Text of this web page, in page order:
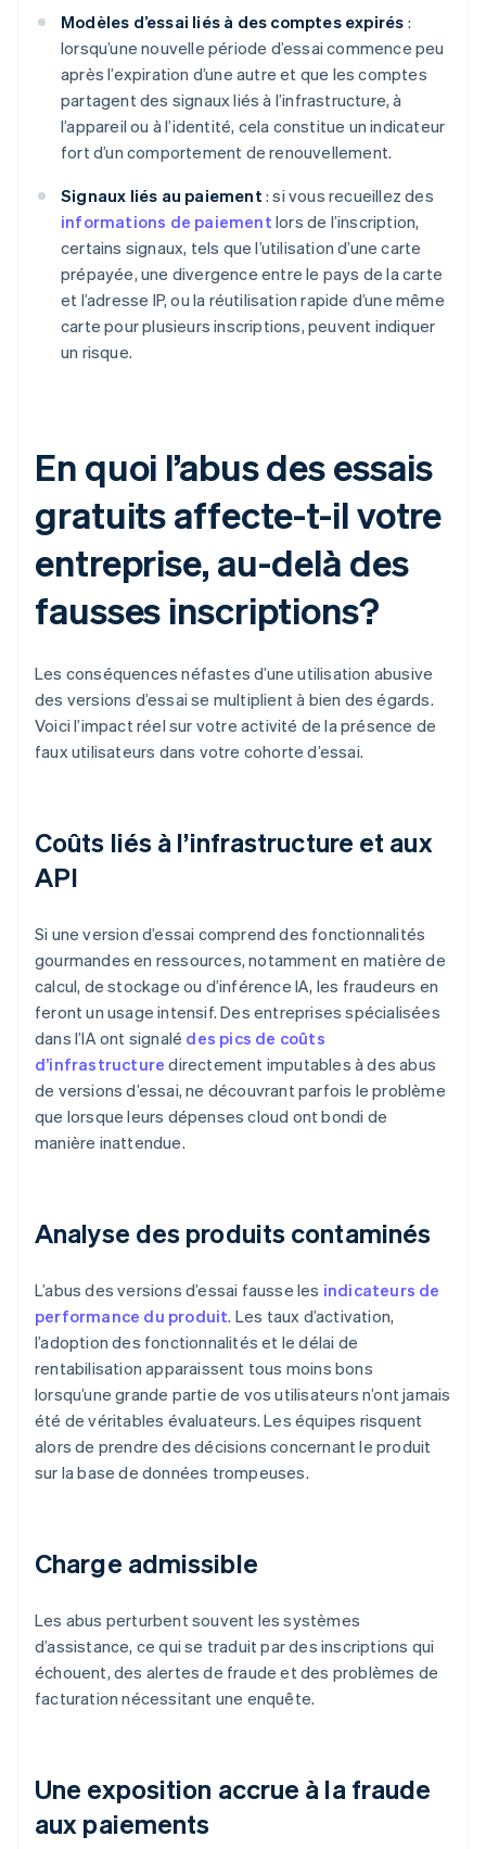
Modèles d’essai liés à des comptes expirés :
lorsqu’une nouvelle période d’essai commence peu
après l’expiration d’une autre et que les comptes
partagent des signaux liés à l’infrastructure, à
l’appareil ou à l’identité, cela constitue un indicateur
fort d’un comportement de renouvellement.
Signaux liés au paiement : si vous recueillez des
informations de paiement lors de l’inscription,
certains signaux, tels que l’utilisation d’une carte
prépayée, une divergence entre le pays de la carte
et l’adresse IP, ou la réutilisation rapide d’une même
carte pour plusieurs inscriptions, peuvent indiquer
un risque.
En quoi l’abus des essais
gratuits affecte-t-il votre
entreprise, au-delà des
fausses inscriptions?
Les conséquences néfastes d’une utilisation abusive
des versions d’essai se multiplient à bien des égards.
Voici l’impact réel sur votre activité de la présence de
faux utilisateurs dans votre cohorte d’essai.
Coûts liés à l’infrastructure et aux
API
Si une version d’essai comprend des fonctionnalités
gourmandes en ressources, notamment en matière de
calcul, de stockage ou d’inférence IA, les fraudeurs en
feront un usage intensif. Des entreprises spécialisées
dans l’IA ont signalé des pics de coûts
d’infrastructure directement imputables à des abus
de versions d’essai, ne découvrant parfois le problème
que lorsque leurs dépenses cloud ont bondi de
manière inattendue.
Analyse des produits contaminés
L’abus des versions d’essai fausse les indicateurs de
performance du produit. Les taux d’activation,
l’adoption des fonctionnalités et le délai de
rentabilisation apparaissent tous moins bons
lorsqu’une grande partie de vos utilisateurs n’ont jamais
été de véritables évaluateurs. Les équipes risquent
alors de prendre des décisions concernant le produit
sur la base de données trompeuses.
Charge admissible
Les abus perturbent souvent les systèmes
d’assistance, ce qui se traduit par des inscriptions qui
échouent, des alertes de fraude et des problèmes de
facturation nécessitant une enquête.
Une exposition accrue à la fraude
aux paiements